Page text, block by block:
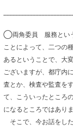
◯両角委員 服務という
ことによって、二つの
あるということで、大
ございますが、都庁内
査とか、検査や監査を
て、こういったところ
になるところではありま
そこで、今お話をし